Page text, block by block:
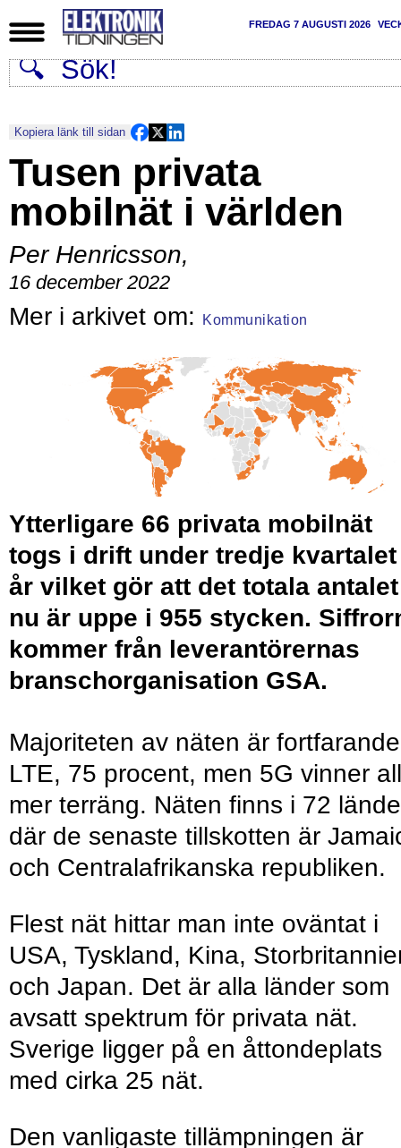
FREDAG 7 AUGUSTI 2026
Kopiera länk till sidan
Tusen privata
mobilnät i världen
Per Henricsson,
16 december 2022
Kommunikation
Ytterligare 66 privata mobilnät
togs i drift under tredje
år vilket gör att det totala antalet
nu är uppe i 955 stycken.
kommer från leverantörernas
branschorganisation GSA.
Majoriteten av näten är fortfarande
LTE, 75 procent, men 5G vinner
mer terräng. Näten finns i 72
där de senaste tillskotten är
och Centralafrikanska republiken.
Flest nät hittar man inte oväntat i
USA, Tyskland, Kina,
och Japan. Det är alla länder som
avsatt spektrum för privata nät.
Sverige ligger på en åttondeplats
med cirka 25 nät.
Den vanligaste tillämpningen är